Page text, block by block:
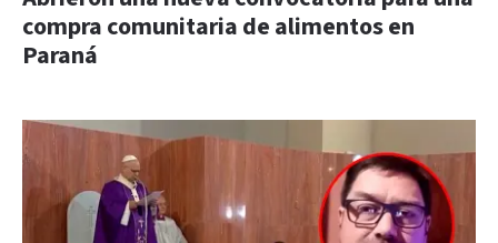
compra comunitaria de alimentos en
Paraná